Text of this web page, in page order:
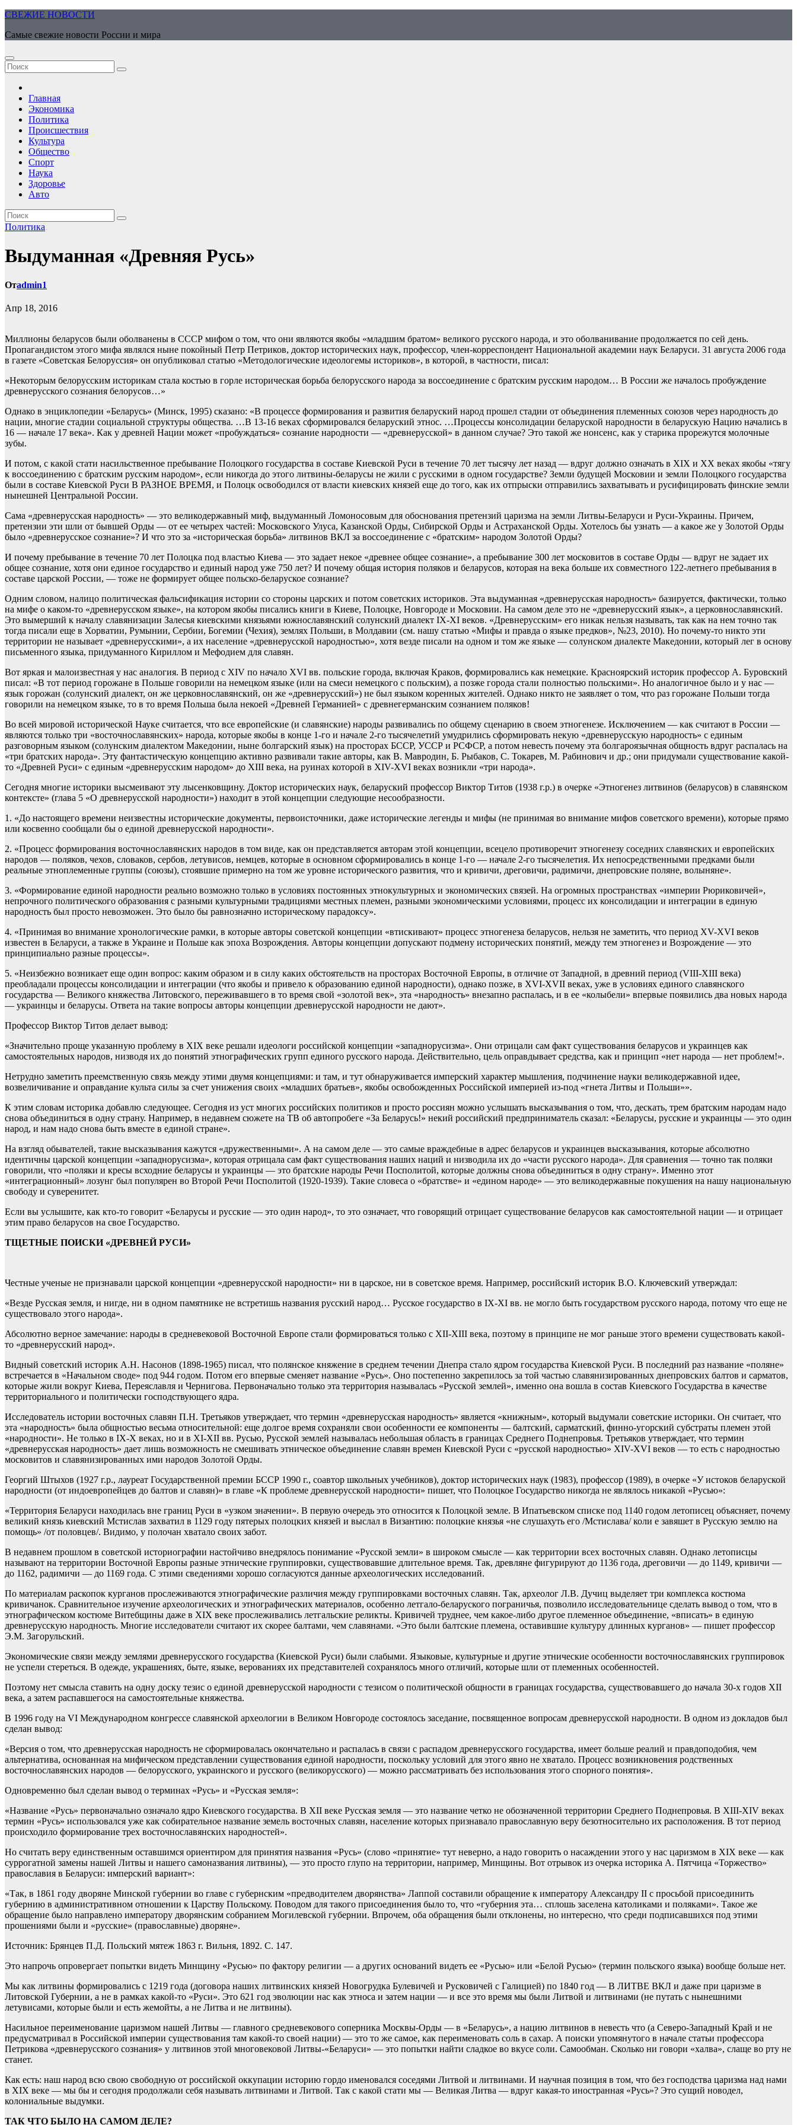
Перейти
содержимому
СВЕЖИЕ НОВОСТИ
Самые свежие новости России и мира
Главная
Экономика
Политика
Происшествия
Культура
Общество
Спорт
Наука
Здоровье
Авто
Политика
Выдуманная «Древняя Русь»
Отadmin1
Апр 18, 2016
Миллионы беларусов были оболванены в СССР мифом о том, что они являются якобы «младшим братом» великого русского народа, и это оболванивание продолжается по сей день.
Пропагандистом этого мифа являлся ныне покойный Петр Петриков, доктор исторических наук, профессор, член-корреспондент Национальной академии наук Беларуси. 31 августа 2006 года
в газете «Советская Белоруссия» он опубликовал статью «Методологические идеологемы историков», в которой, в частности, писал:
«Некоторым белорусским историкам стала костью в горле историческая борьба белорусского народа за воссоединение с братским русским народом… В России же началось пробуждение
древнерусского сознания белорусов…»
Однако в энциклопедии «Беларусь» (Минск, 1995) сказано: «В процессе формирования и развития беларуский народ прошел стадии от объединения племенных союзов через народность до
нации, многие стадии социальной структуры общества. …В 13-16 веках сформировался беларуский этнос. …Процессы консолидации беларуской народности в беларускую Нацию начались в
16 — начале 17 века». Как у древней Нации может «пробуждаться» сознание народности — «древнерусской» в данном случае? Это такой же нонсенс, как у старика прорежутся молочные
зубы.
И потом, с какой стати насильственное пребывание Полоцкого государства в составе Киевской Руси в течение 70 лет тысячу лет назад — вдруг должно означать в XIX и XX веках якобы «тягу
к воссоединению с братским русским народом», если никогда до этого литвины-беларусы не жили с русскими в одном государстве? Земли будущей Московии и земли Полоцкого государства
были в составе Киевской Руси В РАЗНОЕ ВРЕМЯ, и Полоцк освободился от власти киевских князей еще до того, как их отпрыски отправились захватывать и русифицировать финские земли
нынешней Центральной России.
Сама «древнерусская народность» — это великодержавный миф, выдуманный Ломоносовым для обоснования претензий царизма на земли Литвы-Беларуси и Руси-Украины. Причем,
претензии эти шли от бывшей Орды — от ее четырех частей: Московского Улуса, Казанской Орды, Сибирской Орды и Астраханской Орды. Хотелось бы узнать — а какое же у Золотой Орды
было «древнерусское сознание»? И что это за «историческая борьба» литвинов ВКЛ за воссоединение с «братским» народом Золотой Орды?
И почему пребывание в течение 70 лет Полоцка под властью Киева — это задает некое «древнее общее сознание», а пребывание 300 лет московитов в составе Орды — вдруг не задает их
общее сознание, хотя они единое государство и единый народ уже 750 лет? И почему общая история поляков и беларусов, которая на века больше их совместного 122-летнего пребывания в
составе царской России, — тоже не формирует общее польско-беларуское сознание?
Одним словом, налицо политическая фальсификация истории со стороны царских и потом советских историков. Эта выдуманная «древнерусская народность» базируется, фактически, только
на мифе о каком-то «древнерусском языке», на котором якобы писались книги в Киеве, Полоцке, Новгороде и Московии. На самом деле это не «древнерусский язык», а церковнославянский.
Это вымерший к началу славянизации Залесья киевскими князьями южнославянский солунский диалект IX-XI веков. «Древнерусским» его никак нельзя называть, так как на нем точно так
тогда писали еще в Хорватии, Румынии, Сербии, Богемии (Чехия), землях Польши, в Молдавии (см. нашу статью «Мифы и правда о языке предков», №23, 2010). Но почему-то никто эти
территории не называет «древнерусскими», а их население «древнерусской народностью», хотя везде писали на одном и том же языке — солунском диалекте Македонии, который лег в основу
письменного языка, придуманного Кириллом и Мефодием для славян.
Вот яркая и малоизвестная у нас аналогия. В период с XIV по начало XVI вв. польские города, включая Краков, формировались как немецкие. Красноярский историк профессор А. Буровский
писал: «В тот период горожане в Польше говорили на немецком языке (или на смеси немецкого с польским), а позже города стали полностью польскими». Но аналогичное было и у нас —
язык горожан (солунский диалект, он же церковнославянский, он же «древнерусский») не был языком коренных жителей. Однако никто не заявляет о том, что раз горожане Польши тогда
говорили на немецком языке, то в то время Польша была некоей «Древней Германией» с древнегерманским сознанием поляков!
Во всей мировой исторической Науке считается, что все европейские (и славянские) народы развивались по общему сценарию в своем этногенезе. Исключением — как считают в России —
являются только три «восточнославянских» народа, которые якобы в конце 1-го и начале 2-го тысячелетий умудрились сформировать некую «древнерусскую народность» с единым
разговорным языком (солунским диалектом Македонии, ныне болгарский язык) на просторах БССР, УССР и РСФСР, а потом невесть почему эта болгароязычная общность вдруг распалась на
«три братских народа». Эту фантастическую концепцию активно развивали такие авторы, как В. Мавродин, Б. Рыбаков, С. Токарев, М. Рабинович и др.; они придумали существование какой-
то «Древней Руси» с единым «древнерусским народом» до XIII века, на руинах которой в XIV-XVI веках возникли «три народа».
Сегодня многие историки высмеивают эту лысенковщину. Доктор исторических наук, беларуский профессор Виктор Титов (1938 г.р.) в очерке «Этногенез литвинов (беларусов) в славянском
контексте» (глава 5 «О древнерусской народности») находит в этой концепции следующие несообразности.
1. «До настоящего времени неизвестны исторические документы, первоисточники, даже исторические легенды и мифы (не принимая во внимание мифов советского времени), которые прямо
или косвенно сообщали бы о единой древнерусской народности».
2. «Процесс формирования восточнославянских народов в том виде, как он представляется авторам этой концепции, всецело противоречит этногенезу соседних славянских и европейских
народов — поляков, чехов, словаков, сербов, летувисов, немцев, которые в основном сформировались в конце 1-го — начале 2-го тысячелетия. Их непосредственными предками были
реальные этноплеменные группы (союзы), стоявшие примерно на том же уровне исторического развития, что и кривичи, дреговичи, радимичи, днепровские поляне, волыняне».
3. «Формирование единой народности реально возможно только в условиях постоянных этнокультурных и экономических связей. На огромных пространствах «империи Рюриковичей»,
непрочного политического образования с разными культурными традициями местных племен, разными экономическими условиями, процесс их консолидации и интеграции в единую
народность был просто невозможен. Это было бы равнозначно историческому парадоксу».
4. «Принимая во внимание хронологические рамки, в которые авторы советской концепции «втискивают» процесс этногенеза беларусов, нельзя не заметить, что период XV-XVI веков
известен в Беларуси, а также в Украине и Польше как эпоха Возрождения. Авторы концепции допускают подмену исторических понятий, между тем этногенез и Возрождение — это
принципиально разные процессы».
5. «Неизбежно возникает еще один вопрос: каким образом и в силу каких обстоятельств на просторах Восточной Европы, в отличие от Западной, в древний период (VIII-XIII века)
преобладали процессы консолидации и интеграции (что якобы и привело к образованию единой народности), однако позже, в XVI-XVII веках, уже в условиях единого славянского
государства — Великого княжества Литовского, переживавшего в то время свой «золотой век», эта «народность» внезапно распалась, и в ее «колыбели» впервые появились два новых народа
— украинцы и беларусы. Ответа на такие вопросы авторы концепции древнерусской народности не дают».
Профессор Виктор Титов делает вывод:
«Значительно проще указанную проблему в XIX веке решали идеологи российской концепции «западнорусизма». Они отрицали сам факт существования беларусов и украинцев как
самостоятельных народов, низводя их до понятий этнографических групп единого русского народа. Действительно, цель оправдывает средства, как и принцип «нет народа — нет проблем!».
Нетрудно заметить преемственную связь между этими двумя концепциями: и там, и тут обнаруживается имперский характер мышления, подчинение науки великодержавной идее,
возвеличивание и оправдание культа силы за счет унижения своих «младших братьев», якобы освобожденных Российской империей из-под «гнета Литвы и Польши»».
К этим словам историка добавлю следующее. Сегодня из уст многих российских политиков и просто россиян можно услышать высказывания о том, что, дескать, трем братским народам надо
снова объединиться в одну страну. Например, в недавнем сюжете на ТВ об автопробеге «За Беларусь!» некий российский предприниматель сказал: «Беларусы, русские и украинцы — это один
народ, и нам надо снова быть вместе в единой стране».
На взгляд обывателей, такие высказывания кажутся «дружественными». А на самом деле — это самые враждебные в адрес беларусов и украинцев высказывания, которые абсолютно
идентичны царской концепции «западнорусизма», которая отрицала сам факт существования наших наций и низводила их до «части русского народа». Для сравнения — точно так поляки
говорили, что «поляки и кресы всходние беларусы и украинцы — это братские народы Речи Посполитой, которые должны снова объединиться в одну страну». Именно этот
«интеграционный» лозунг был популярен во Второй Речи Посполитой (1920-1939). Такие словеса о «братстве» и «едином народе» — это великодержавные покушения на нашу национальную
свободу и суверенитет.
Если вы услышите, как кто-то говорит «Беларусы и русские — это один народ», то это означает, что говорящий отрицает существование беларусов как самостоятельной нации — и отрицает
этим право беларусов на свое Государство.
ТЩЕТНЫЕ ПОИСКИ «ДРЕВНЕЙ РУСИ»
Честные ученые не признавали царской концепции «древнерусской народности» ни в царское, ни в советское время. Например, российский историк В.О. Ключевский утверждал:
«Везде Русская земля, и нигде, ни в одном памятнике не встретишь названия русский народ… Русское государство в IX-XI вв. не могло быть государством русского народа, потому что еще не
существовало этого народа».
Абсолютно верное замечание: народы в средневековой Восточной Европе стали формироваться только с XII-XIII века, поэтому в принципе не мог раньше этого времени существовать какой-
то «древнерусский народ».
Видный советский историк А.Н. Насонов (1898-1965) писал, что полянское княжение в среднем течении Днепра стало ядром государства Киевской Руси. В последний раз название «поляне»
встречается в «Начальном своде» под 944 годом. Потом его впервые сменяет название «Русь». Оно постепенно закрепилось за той частью славянизированных днепровских балтов и сарматов,
которые жили вокруг Киева, Переяславля и Чернигова. Первоначально только эта территория называлась «Русской землей», именно она вошла в состав Киевского Государства в качестве
территориального и политически господствующего ядра.
Исследователь истории восточных славян П.Н. Третьяков утверждает, что термин «древнерусская народность» является «книжным», который выдумали советские историки. Он считает, что
эта «народность» была общностью весьма относительной: еще долгое время сохраняли свои особенности ее компоненты — балтский, сарматский, финно-угорский субстраты племен этой
«народности». Не только в IX-X веках, но и в XI-XII вв. Русью, Русской землей называлась небольшая область в границах Среднего Поднепровья. Третьяков утверждает, что термин
«древнерусская народность» дает лишь возможность не смешивать этническое объединение славян времен Киевской Руси с «русской народностью» XIV-XVI веков — то есть с народностью
московитов и славянизированных ими народов Золотой Орды.
Георгий Штыхов (1927 г.р., лауреат Государственной премии БССР 1990 г., соавтор школьных учебников), доктор исторических наук (1983), профессор (1989), в очерке «У истоков беларуской
народности (от индоевропейцев до балтов и славян)» в главе «К проблеме древнерусской народности» пишет, что Полоцкое Государство никогда не являлось никакой «Русью»:
«Территория Беларуси находилась вне границ Руси в «узком значении». В первую очередь это относится к Полоцкой земле. В Ипатьевском списке под 1140 годом летописец объясняет, почему
великий князь киевский Мстислав захватил в 1129 году пятерых полоцких князей и выслал в Византию: полоцкие князья «не слушахуть его /Мстислава/ коли е завяшет в Русскую землю на
помощь» /от половцев/. Видимо, у полочан хватало своих забот.
В недавнем прошлом в советской историографии настойчиво внедрялось понимание «Русской земли» в широком смысле — как территории всех восточных славян. Однако летописцы
называют на территории Восточной Европы разные этнические группировки, существовавшие длительное время. Так, древляне фигурируют до 1136 года, дреговичи — до 1149, кривичи —
до 1162, радимичи — до 1169 года. С этими сведениями хорошо согласуются данные археологических исследований.
По материалам раскопок курганов прослеживаются этнографические различия между группировками восточных славян. Так, археолог Л.В. Дучиц выделяет три комплекса костюма
кривичанок. Сравнительное изучение археологических и этнографических материалов, особенно летгало-беларуского пограничья, позволило исследовательнице сделать вывод о том, что в
этнографическом костюме Витебщины даже в XIX веке прослеживались летгальские реликты. Кривичей труднее, чем какое-либо другое племенное объединение, «вписать» в единую
древнерусскую народность. Многие исследователи считают их скорее балтами, чем славянами. «Это были балтские племена, оставившие культуру длинных курганов» — пишет профессор
Э.М. Загорульский.
Экономические связи между землями древнерусского государства (Киевской Руси) были слабыми. Языковые, культурные и другие этнические особенности восточнославянских группировок
не успели стереться. В одежде, украшениях, быте, языке, верованиях их представителей сохранялось много отличий, которые шли от племенных особенностей.
Поэтому нет смысла ставить на одну доску тезис о единой древнерусской народности с тезисом о политической общности в границах государства, существовавшего до начала 30-х годов XII
века, а затем распавшегося на самостоятельные княжества.
В 1996 году на VI Международном конгрессе славянской археологии в Великом Новгороде состоялось заседание, посвященное вопросам древнерусской народности. В одном из докладов был
сделан вывод:
«Версия о том, что древнерусская народность не сформировалась окончательно и распалась в связи с распадом древнерусского государства, имеет больше реалий и правдоподобия, чем
альтернатива, основанная на мифическом представлении существования единой народности, поскольку условий для этого явно не хватало. Процесс возникновения родственных
восточнославянских народов — белорусского, украинского и русского (великорусского) — можно рассматривать без использования этого спорного понятия».
Одновременно был сделан вывод о терминах «Русь» и «Русская земля»:
«Название «Русь» первоначально означало ядро Киевского государства. В XII веке Русская земля — это название четко не обозначенной территории Среднего Поднепровья. В XIII-XIV веках
термин «Русь» использовался уже как собирательное название земель восточных славян, население которых признавало православную веру безотносительно их расположения. В тот период
происходило формирование трех восточнославянских народностей».
Но считать веру единственным оставшимся ориентиром для принятия названия «Русь» (слово «принятие» тут неверно, а надо говорить о насаждении этого у нас царизмом в XIX веке — как
суррогатной замены нашей Литвы и нашего самоназвания литвины), — это просто глупо на территории, например, Минщины. Вот отрывок из очерка историка А. Пятчица «Торжество»
православия в Беларуси: имперский вариант»:
«Так, в 1861 году дворяне Минской губернии во главе с губернским «предводителем дворянства» Лаппой составили обращение к императору Александру II с просьбой присоединить
губернию в административном отношении к Царству Польскому. Поводом для такого присоединения было то, что «губерния эта… сплошь заселена католиками и поляками». Такое же
обращение было направлено императору дворянским собранием Могилевской губернии. Впрочем, оба обращения были отклонены, но интересно, что среди подписавшихся под этими
прошениями были и «русские» (православные) дворяне».
Источник: Брянцев П.Д. Польский мятеж 1863 г. Вильня, 1892. С. 147.
Это напрочь опровергает попытки видеть Минщину «Русью» по фактору религии — а других оснований видеть ее «Русью» или «Белой Русью» (термин польского языка) вообще больше нет.
Мы как литвины формировались с 1219 года (договора наших литвинских князей Новогрудка Булевичей и Русковичей с Галицией) по 1840 год — В ЛИТВЕ ВКЛ и даже при царизме в
Литовской Губернии, а не в рамках какой-то «Руси». Это 621 год эволюции нас как этноса и затем нации — и все это время мы были Литвой и литвинами (не путать с нынешними
летувисами, которые были и есть жемойты, а не Литва и не литвины).
Насильное переименование царизмом нашей Литвы — главного средневекового соперника Москвы-Орды — в «Беларусь», а нацию литвинов в невесть что (а Северо-Западный Край и не
предусматривал в Российской империи существования там какой-то своей нации) — это то же самое, как переименовать соль в сахар. А поиски упомянутого в начале статьи профессора
Петрикова «древнерусского сознания» у литвинов этой многовековой Литвы-«Беларуси» — это попытки найти сладкое во вкусе соли. Самообман. Сколько ни говори «халва», слаще во рту не
станет.
Как есть: наш народ всю свою свободную от российской оккупации историю гордо именовался соседями Литвой и литвинами. И научная позиция в том, что без господства царизма над нами
в XIX веке — мы бы и сегодня продолжали себя называть литвинами и Литвой. Так с какой стати мы — Великая Литва — вдруг какая-то иностранная «Русь»? Это сущий новодел,
колониальные выдумки.
ТАК ЧТО БЫЛО НА САМОМ ДЕЛЕ?